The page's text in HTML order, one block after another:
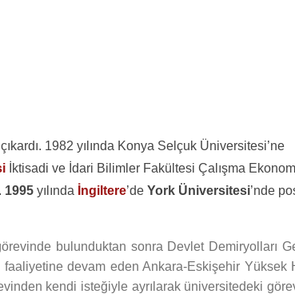
1982 yılında Konya Selçuk Üniversitesi’ne
İktisadi ve İdari Bilimler Fakültesi Çalışma
1995 yılında İngiltere’de York Üniversitesi’nde
bulunduktan sonra Devlet Demiryolları
devam eden Ankara-Eskişehir Yüksek
kendi isteğiyle ayrılarak üniversitedeki